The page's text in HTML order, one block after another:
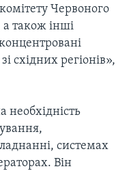
Червоного
а також інші
східних регіонів»,
необхідність
системах
Він